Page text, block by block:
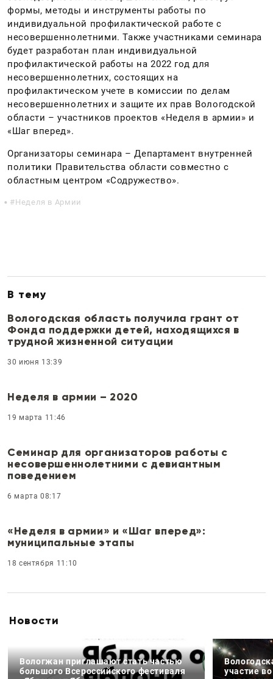
формы, методы и инструменты работы по
индивидуальной профилактической работе с
несовершеннолетними. Также участниками семинара
будет разработан план индивидуальной
профилактической работы на 2022 год для
несовершеннолетних, состоящих на
профилактическом учете в комиссии по делам
несовершеннолетних и защите их прав Вологодской
области – участников проектов «Неделя в армии» и
«Шаг вперед».
Организаторы семинара – Департамент внутренней
политики Правительства области совместно с
областным центром «Содружество».
Неделя в Армии
В тему
Вологодская область получила грант от
Фонда поддержки детей, находящихся в
трудной жизненной ситуации
30 июня 13:39
Неделя в армии – 2020
19 марта 11:46
Семинар для организаторов работы с
несовершеннолетними с девиантным
поведением
6 марта 08:17
«Неделя в армии» и «Шаг вперед»:
муниципальные этапы
18 сентября 11:10
Новости
Вологжан приглашают стать частью
большого Всероссийского фестиваля
участие